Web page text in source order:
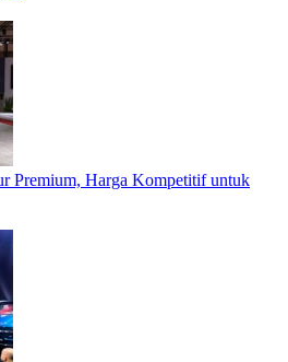
Premium, Harga Kompetitif untuk